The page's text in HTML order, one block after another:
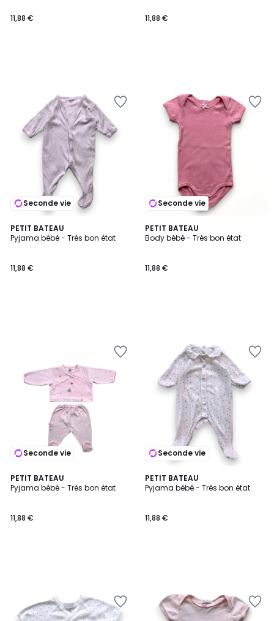
11,88 € 11,88 €
Seconde vie
PETIT BATEAU
Pyjama bébé - Très bon état
11,88 €
Seconde vie
PETIT BATEAU
Body bébé - Très bon état
11,88 €
Seconde vie
PETIT BATEAU
Pyjama bébé - Très bon état
11,88 €
Seconde vie
PETIT BATEAU
Pyjama bébé - Très bon état
11,88 €